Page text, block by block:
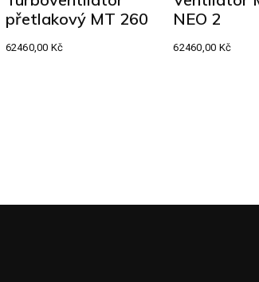
přetlakový MT 260
62460,00 Kč
NEO 2
62460,00 Kč